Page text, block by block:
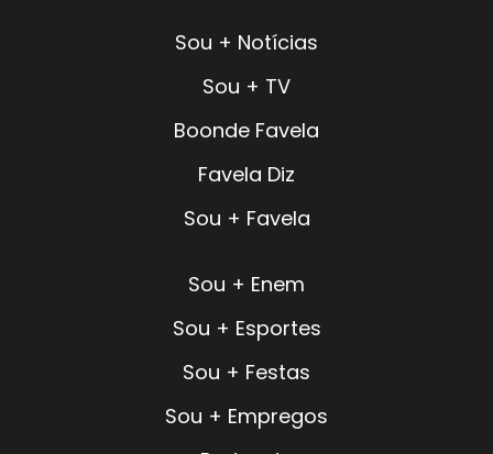
Sou + Notícias
Sou + TV
Boonde Favela
Favela Diz
Sou + Favela
Sou + Enem
Sou + Esportes
Sou + Festas
Sou + Empregos